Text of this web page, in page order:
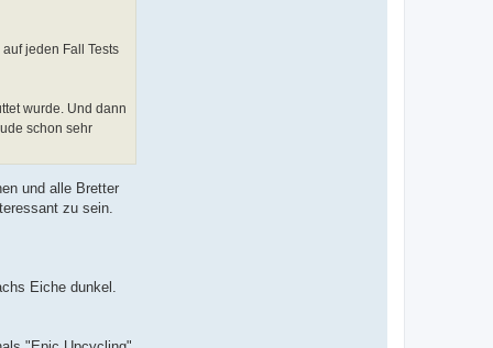
jeden Fall Tests
wurde. Und dann
schon sehr
und alle Bretter
zu sein.
Eiche dunkel.